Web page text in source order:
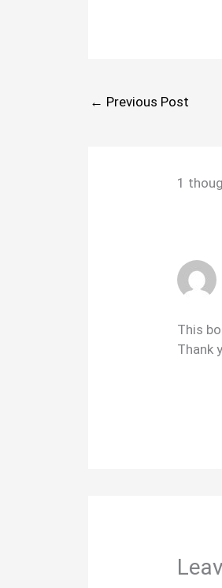
← Previous Post
1
This
Thank